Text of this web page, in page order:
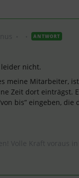
ANTWORT
leider nicht.
meine Mitarbeiter,
Zeit dort einträgst.
bis” eingeben,